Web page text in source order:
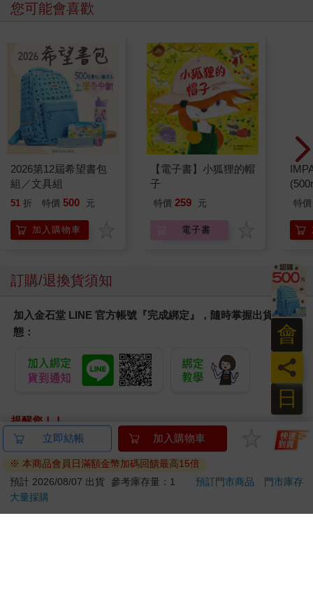
您可能會喜歡
2026第12屆希望書包
組／文具組
51 折 特價 500 元
加入購物車
【電子書】小狐狸的帽
子
特價 259 元
電子書
特價
訂購/退換貨須知
加入金石堂 LINE 官方帳號『完成綁定』，隨時掌握出貨動
態：
提醒您！！
金石堂及銀行均不會請您操作ATM! 如接獲電話要求您前往
ATM提款機，請不要聽從指示，以免受騙上當！
退換貨須知：
**提醒您，鑑賞期不等於試用期，退回商品須為全新狀態**
依據「消費者保護法」第19條及行政院消費者保護處公告之
立即結帳 加入購物車
※ 本商品會員日滿額金幣加碼回饋最高15倍
預計 2026/08/07 出貨 參考庫存量：1 預訂門市商品
門市庫存
大量採購
日
員
會